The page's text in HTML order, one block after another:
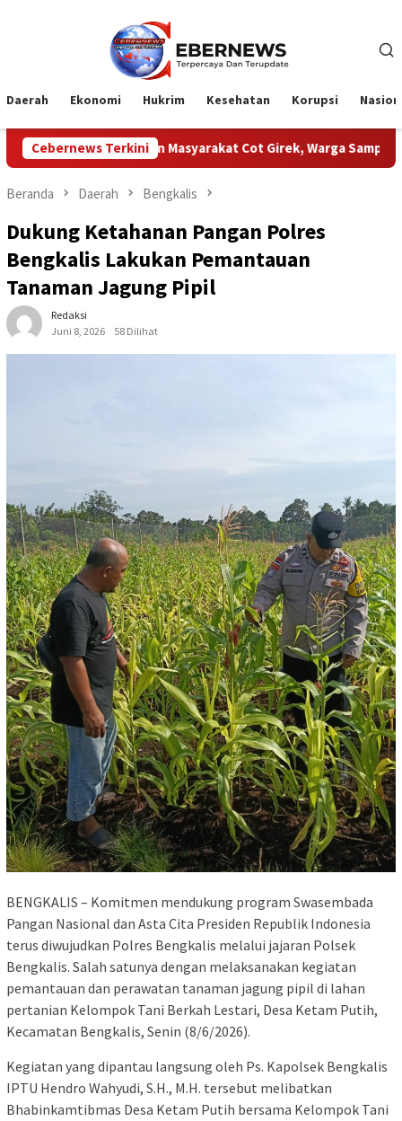
Daerah Ekonomi Hukrim Kesehatan Korupsi
Cebernews Terkini
Masyarakat Cot Girek, Warga Sampaikan Apresiasi
Beranda Daerah Bengkalis
Dukung Ketahanan Pangan Polres
Bengkalis Lakukan Pemantauan
Tanaman Jagung Pipil
Redaksi
Juni 8, 2026
58 Dilihat
BENGKALIS – Komitmen mendukung program Swasembada
Pangan Nasional dan Asta Cita Presiden Republik Indonesia
terus diwujudkan Polres Bengkalis melalui jajaran Polsek
Bengkalis. Salah satunya dengan melaksanakan kegiatan
pemantauan dan perawatan tanaman jagung pipil di lahan
pertanian Kelompok Tani Berkah Lestari, Desa Ketam Putih,
Kecamatan Bengkalis, Senin (8/6/2026).
Kegiatan yang dipantau langsung oleh Ps. Kapolsek Bengkalis
IPTU Hendro Wahyudi, S.H., M.H. tersebut melibatkan
Bhabinkamtibmas Desa Ketam Putih bersama Kelompok Tani